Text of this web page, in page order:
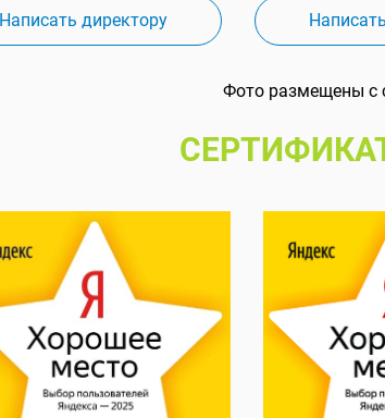
Написать директору
Фото размещены с